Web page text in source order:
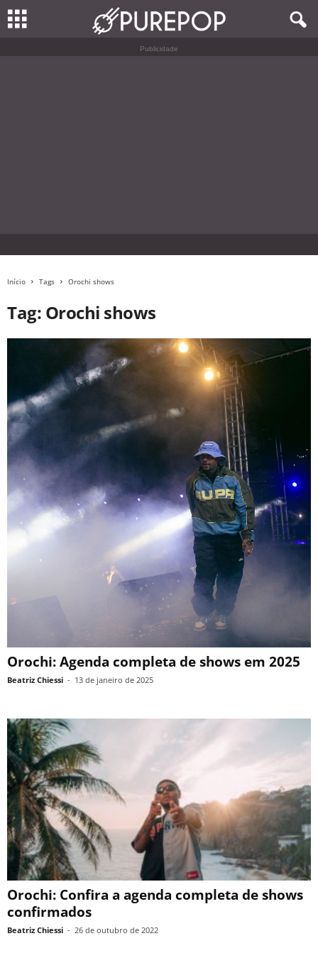
Publicidade
Início Tags Orochi shows
Tag: Orochi shows
Orochi: Agenda completa de shows em 2025
Beatriz Chiessi - 13 de janeiro de 2025
Orochi: Confira a agenda completa de shows
confirmados
Beatriz Chiessi - 26 de outubro de 2022